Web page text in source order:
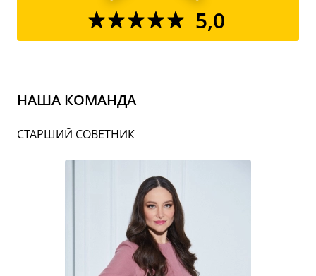
5,0
НАША КОМАНДА
СТАРШИЙ СОВЕТНИК